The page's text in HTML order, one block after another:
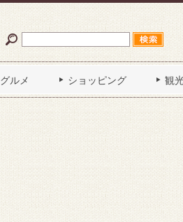
グルメ ショッピング 観